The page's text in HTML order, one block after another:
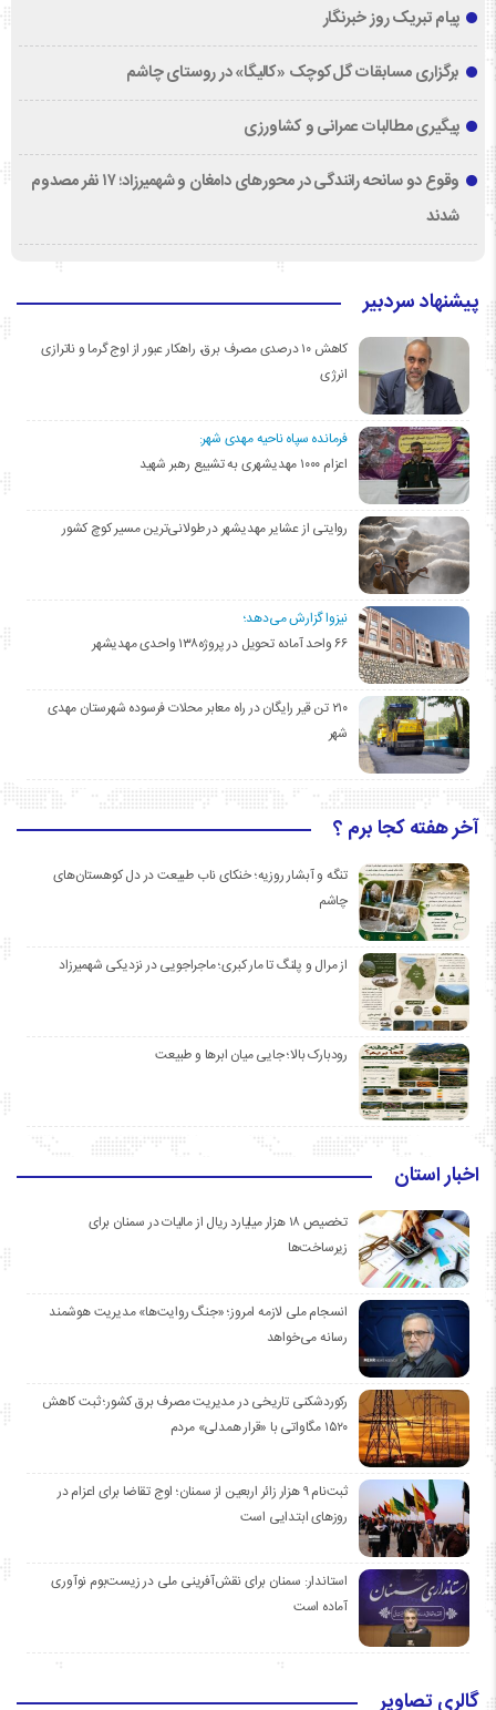
پیام تبریک روز خبرنگار
برگزاری مسابقات گل‌کوچک «کالیگا» در روستای چاشم
پیگیری مطالبات عمرانی و کشاورزی
وقوع دو سانحه رانندگی در محورهای دامغان و شهمیرزاد؛ ۱۷ نفر مصدوم
شدند
پیشنهاد سردبیر
کاهش ۱۰ درصدی مصرف برق، راهکار عبور از اوج گرما و ناترازی
انرژی
فرمانده سپاه ناحیه مهدی شهر:
اعزام ۱۰۰۰ مهدیشهری به تشییع رهبر شهید
روایتی از عشایر مهدیشهر در طولانی‌ترین مسیر کوچ کشور
نیزوا گزارش می‌دهد؛
۶۶ واحد آماده تحویل در پروژه۱۳۸ واحدی مهدیشهر
۲۱۰ تن قیر رایگان در راه معابر محلات فرسوده شهرستان مهدی
شهر
آخر هفته کجا برم ؟
تنگه و آبشار روزیه؛ خنکای ناب طبیعت در دل کوهستان‌های
چاشم
از مرال و پلنگ تا مار کبری؛ ماجراجویی در نزدیکی شهمیرزاد
رودبارک بالا؛ جایی میان ابرها و طبیعت
اخبار استان
تخصیص ۱۸ هزار میلیارد ریال از مالیات در سمنان برای
زیرساخت‌ها
انسجام ملی لازمه امروز؛ «جنگ روایت‌ها» مدیریت هوشمند
رسانه می‌خواهد
رکوردشکنی تاریخی در مدیریت مصرف برق کشور؛ ثبت کاهش
۱۵۲۰ مگاواتی با «قرار همدلی» مردم
ثبت‌نام ۹ هزار زائر اربعین از سمنان؛ اوج تقاضا برای اعزام در
روزهای ابتدایی است
استاندار: سمنان برای نقش‌آفرینی ملی در زیست‌بوم نوآوری
آماده است
گالری تصاویر